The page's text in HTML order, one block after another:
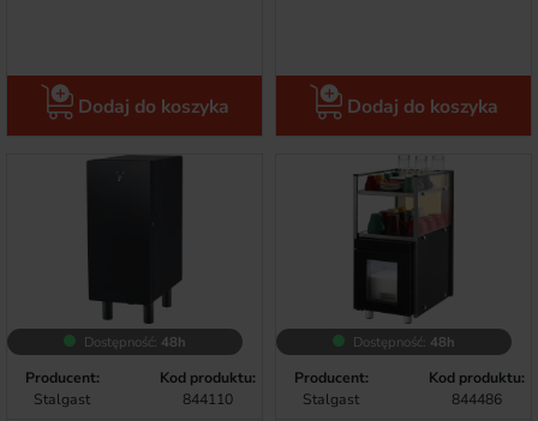
Dodaj do koszyka Dodaj do koszyka
Dostępność: 48h
Producent:
Stalgast
Kod produktu:
844110
Dostępność: 48h
Producent:
Stalgast
Kod produktu:
844486